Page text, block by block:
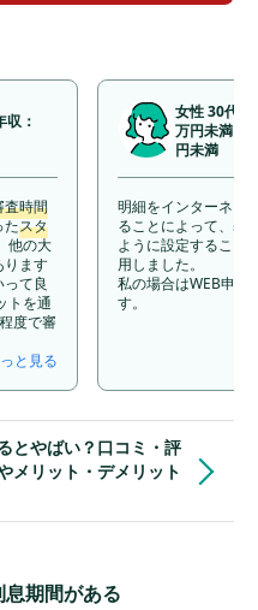
：
査時間
たスタ
他の大
ります
て良
トを通
度で審
とした
ったた
丁寧に
す。
して
と見る
女性 30代
万円未満 借
円未満
明細をインターネッ
ることによって、基
ように設定すること
用しました。
私の場合はWEB申し
す。
とやばい？口コミ・評
メリット・デメリット
期間がある